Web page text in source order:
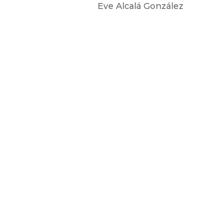
Eve Alcalá González